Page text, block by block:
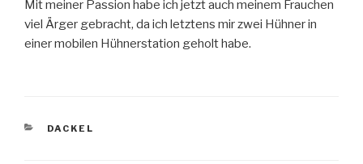
Mit meiner Passion habe ich jetzt auch meinem Frauchen
viel Ärger gebracht, da ich letztens mir zwei Hühner in
einer mobilen Hühnerstation geholt habe.
KATEGORIEN
DACKEL